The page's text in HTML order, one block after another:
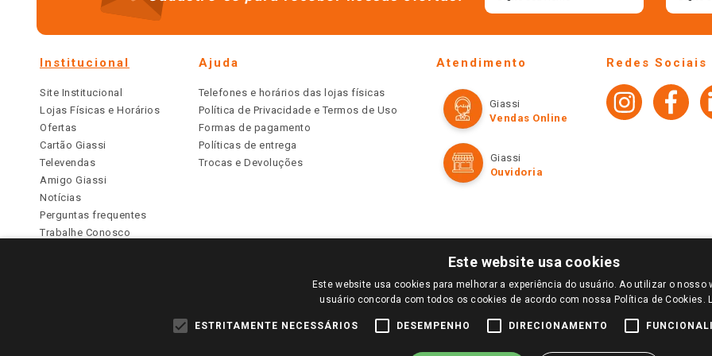
Institucional
Site Institucional
Lojas Físicas e Horários
Ofertas
Cartão Giassi
Televendas
Amigo Giassi
Notícias
Perguntas frequentes
Trabalhe Conosco
Ajuda
Telefones e horários das lojas físicas
Política de Privacidade e Termos de Uso
Formas de pagamento
Políticas de entrega
Trocas e Devoluções
Atendimento
Giassi
Vendas Online
Giassi
Ouvidoria
Redes Sociais
PARA VER OS PREÇOS DA SUA REGIÃO, FAÇA LOGIN E SELECIONE A LOJA DE SUA PREFERÊNCIA. SOMENTE APÓS O LOGIN, OS PREÇOS
TODOS OS PREÇOS E CONDIÇÕES COMERCIAIS DESTE SITE SÃO VÁLIDOS APENAS PARA COMPRAS REALIZADAS NO GIASSI.COM.BR E NA LOJA
DE BUSCAS.
Este website usa cookies
Este website usa cookies para melhorar a experiência do usuário. Ao utilizar o nosso
usuário concorda com todos os cookies de acordo com nossa Política de Cookies.
ESTRITAMENTE NECESSÁRIOS DESEMPENHO DIRECIONAMENTO